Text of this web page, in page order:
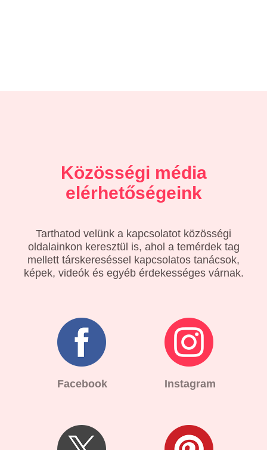
Közösségi média
elérhetőségeink
Tarthatod velünk a kapcsolatot közösségi
oldalainkon keresztül is, ahol a temérdek tag
mellett társkereséssel kapcsolatos tanácsok,
képek, videók és egyéb érdekességes várnak.
Facebook Instagram